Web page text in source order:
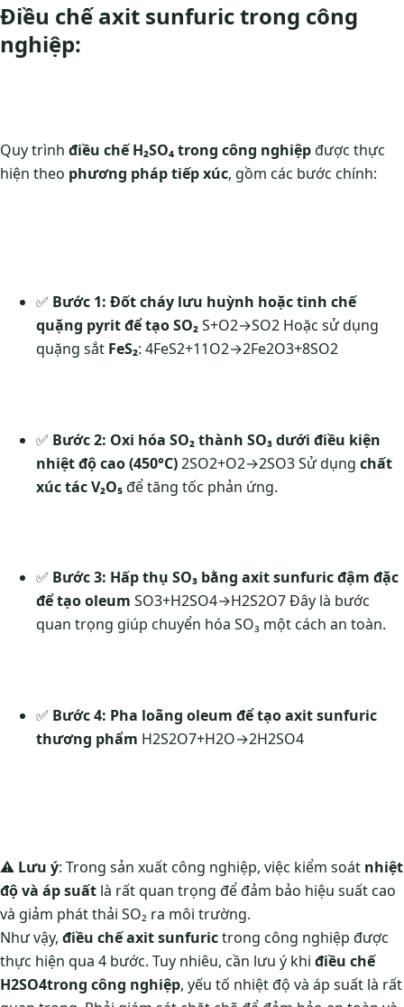
Điều chế axit sunfuric trong công
nghiệp:
Quy trình điều chế H₂SO₄ trong công nghiệpđược thực
hiện theo phương pháp tiếp xúc, gồm các bước chính:
✅ Bước 1: Đốt cháy lưu huỳnh hoặc tinh chế
quặng pyrit để tạo SO₂S+O2→SO2 Hoặc sử dụng
quặng sắt FeS₂: 4FeS2+11O2→2Fe2O3+8SO2
✅ Bước 2: Oxi hóa SO₂ thành SO₃ dưới điều kiện
nhiệt độ cao (450°C)2SO2+O2→2SO3Sử dụng chất
xúc tác V₂O₅để tăng tốc phản ứng.
✅ Bước 3: Hấp thụ SO₃ bằng axit sunfuric đậm đặc
để tạo oleum SO3+H2SO4→H2S2O7Đây là bước
quan trọng giúp chuyển hóa SO₃ một cách an toàn.
✅ Bước 4: Pha loãng oleum để tạo axit sunfuric
thương phẩm H2S2O7+H2O→2H2SO4
⚠ Lưu ý: Trong sản xuất công nghiệp, việc kiểm soát nhiệt
độ và áp suất là rất quan trọng để đảm bảo hiệu suất cao
và giảm phát thải SO₂ ra môi trường.
Như vậy, điều chế axit sunfurictrong công nghiệp được
thực hiện qua 4 bước. Tuy nhiêu, cần lưu ý khi điều chế
H2SO4trong công nghiệp, yếu tố nhiệt độ và áp suất là rất